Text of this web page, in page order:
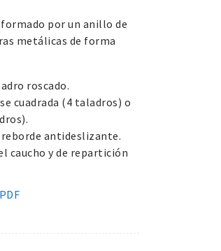
por un anillo de
metálicas de forma
roscado.
cuadrada (4 taladros) o
antideslizante.
caucho y de repartición